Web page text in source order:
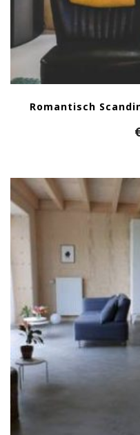
Romantisch